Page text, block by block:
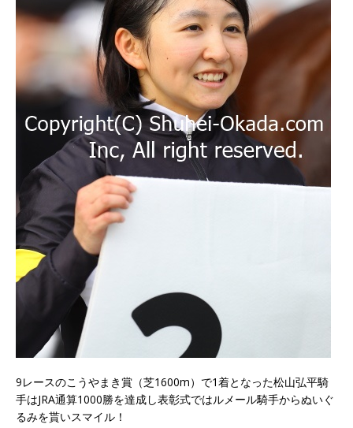
9レースのこうやまき賞（芝1600m）で1着となった松山弘平騎
手はJRA通算1000勝を達成し表彰式ではルメール騎手からぬいぐ
るみを貰いスマイル！